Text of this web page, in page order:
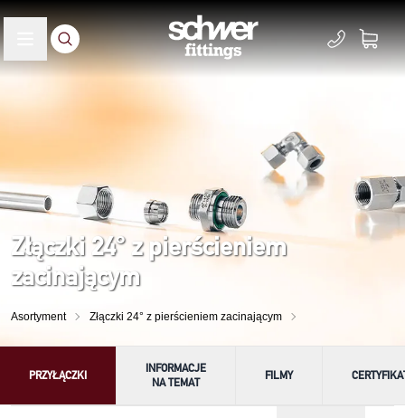
Złączki 24° z pierścieniem
zacinającym
Asortyment Złączki 24° z pierścieniem zacinającym
PRZYŁĄCZKI
INFORMACJE
NA TEMAT
FILMY